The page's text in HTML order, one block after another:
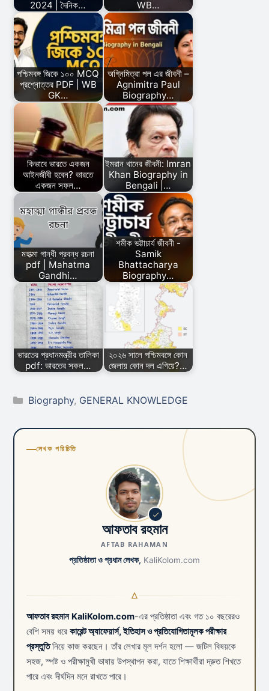
2024 | দৈনিক…
WB…
পশ্চিমবঙ্গ জিকে ১০০ MCQ
প্রশ্নোত্তর PDF | WB
GK…
অগ্নিমিত্রা পল এর জীবনী –
Agnimitra Paul
Biography…
কিভাবে ভারতে একজন
আইনজীবী হবেন? ভারতে
একজন সফল…
ইমরান খানের জীবনী: Imran
Khan Biography in
Bengali |…
মহাত্মা গান্ধী প্রবন্ধ রচনা
pdf | Mahatma
Gandhi…
শমীক ভট্টাচার্য জীবনী -
Samik
Bhattacharya
Biography…
ভারতের প্রধানমন্ত্রীর তালিকা
pdf: ভারতের সকল…
২০২৬ সালে পশ্চিমবঙ্গে কোন
জেলায় কোন দল এগিয়ে?…
Categories
Biography, GENERAL KNOWLEDGE
লেখক পরিচিতি
আফতাব রহমান
AFTAB RAHAMAN
প্রতিষ্ঠাতা ও প্রধান লেখক, KaliKolom.com
আফতাব রহমান KaliKolom.com-এর প্রতিষ্ঠাতা এবং গত ১০ বছরেরও
বেশি সময় ধরে কারেন্ট অ্যাফেয়ার্স, ইতিহাস ও প্রতিযোগিতামূলক পরীক্ষার
প্রস্তুতিনিয়ে কাজ করছেন। তাঁর লেখার মূল দর্শন হলো — জটিল বিষয়কে
সহজ, স্পষ্ট ও পরীক্ষামুখী ভাষায় উপস্থাপন করা, যাতে শিক্ষার্থীরা দ্রুত শিখতে
পারে এবং দীর্ঘদিন মনে রাখতে পারে।